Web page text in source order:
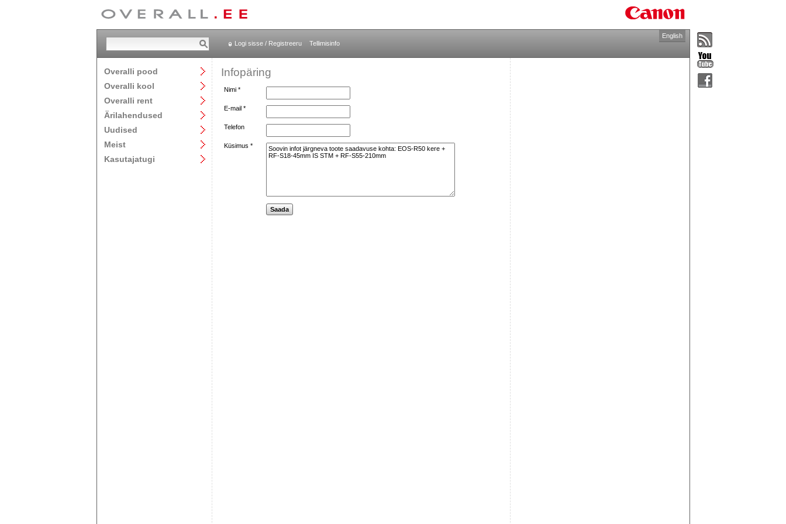
Logi sisse / Registreeru Tellimisinfo
English
Overalli pood
Overalli kool
Overalli rent
Ärilahendused
Uudised
Meist
Kasutajatugi
Infopäring
Nimi *
E-mail *
Telefon
Küsimus *
Saada